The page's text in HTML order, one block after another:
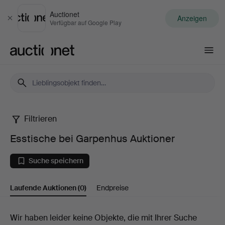
Schließen
Auctionet
Verfügbar auf Google Play Anzeigen
Esstische
bei
Garpenhus
Auktioner
Filtrieren
Esstische bei Garpenhus Auktioner
Suche speichern
Laufende Auktionen(0) Endpreise
Laufende
Wir haben leider keine Objekte, die mit Ihrer Suche